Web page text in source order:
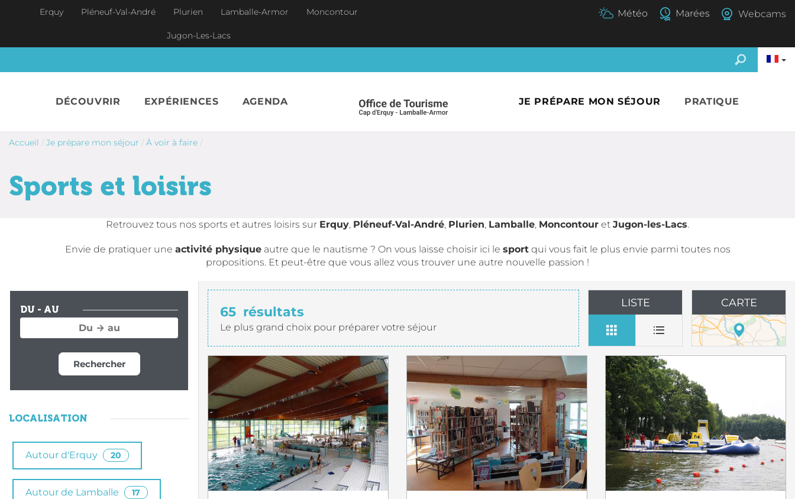
Aller au contenu principal
Erquy Pléneuf-Val-André Plurien Lamballe-Armor Moncontour
Jugon-Les-Lacs
Webcams
DÉCOUVRIR EXPÉRIENCES AGENDA JE PRÉPARE MON SÉJOUR PRATIQUE
Accueil / Je prépare mon séjour / À voir à faire /
Sports et loisirs
Retrouvez tous nos sports et autres loisirs sur Erquy, Pléneuf-Val-André, Plurien, Lamballe, Moncontour et Jugon-les-Lacs.
Envie de pratiquer une activité physiqueautre que le nautisme ? On vous laisse choisir ici le sportqui vous fait le plus envie parmi toutes nos
propositions. Et peut-être que vous allez vous trouver une autre nouvelle passion !
DU - AU
Rechercher
LOCALISATION
Autour d'Erquy 20
Autour de Lamballe 17
65 résultats
Le plus grand choix pour préparer votre séjour
LISTE CARTE